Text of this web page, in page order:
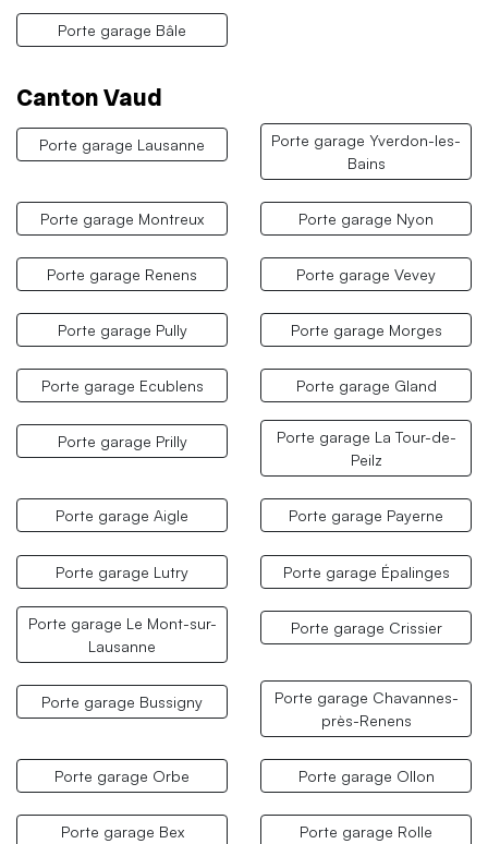
Porte garage Bâle
Canton Vaud
Porte garage Lausanne
Porte garage Yverdon-les-
Bains
Porte garage Montreux Porte garage Nyon
Porte garage Renens Porte garage Vevey
Porte garage Pully Porte garage Morges
Porte garage Ecublens Porte garage Gland
Porte garage Prilly
Porte garage La Tour-de-
Peilz
Porte garage Aigle Porte garage Payerne
Porte garage Lutry Porte garage Épalinges
Porte garage Le Mont-sur-
Lausanne
Porte garage Crissier
Porte garage Bussigny
Porte garage Chavannes-
près-Renens
Porte garage Orbe Porte garage Ollon
Porte garage Bex Porte garage Rolle